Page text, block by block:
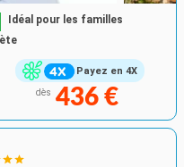
Payez en 4X
Idéal pour les familles
dès 436 €